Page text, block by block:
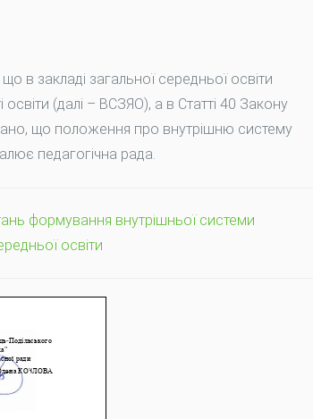
в закладі загальної середньої освіти
(далі – ВСЗЯО), а в Статті 40 Закону
що положення про внутрішню систему
педагогічна рада.
формування внутрішньої системи
освіти